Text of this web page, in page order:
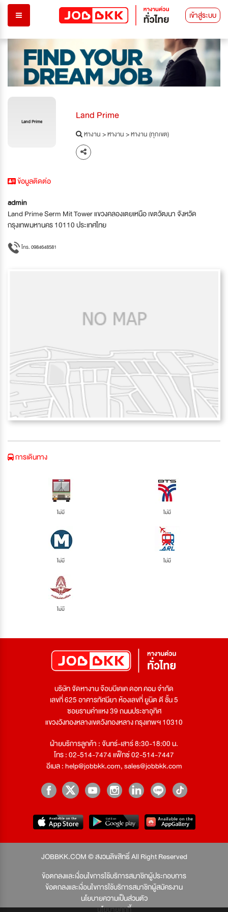
เข้าสู่ระบบ
Land Prime Land Prime
หางาน>หางาน>หางาน (ทุกเขต)
ข้อมูลติดต่อ
admin
Land Prime Serm Mit Tower แขวงคลองเตยเหนือ เขตวัฒนา จังหวัด
กรุงเทพมหานคร 10110 ประเทศไทย
โทร. 0984648581
การเดินทาง
ไม่มี ไม่มี
ไม่มี ไม่มี
ไม่มี
บริษัท จัดหางาน จ๊อบบีเคเค ดอท คอม จำกัด
เลขที่ 625 อาคารทัศนียา ห้องเลขที่ ยูนิต ดี ชั้น 5
ซอยรามคำแหง 39 ถนนประชาอุทิศ
แขวงวังทองหลางเขตวังทองหลาง กรุงเทพฯ 10310
ฝ่ายบริการลูกค้า : จันทร์-เสาร์ 8:30-18:00 น.
โทร : 02-514-7474 แฟ็กซ์ 02-514-7447
อีเมล :help@jobbkk.com,sales@jobbkk.com
JOBBKK.COM © สงวนลิขสิทธิ์ All Right Reserved
ข้อตกลงและเงื่อนไขการใช้บริการสมาชิกผู้ประกอบการ
ข้อตกลงและเงื่อนไขการใช้บริการสมาชิกผู้สมัครงาน
นโยบายความเป็นส่วนตัว